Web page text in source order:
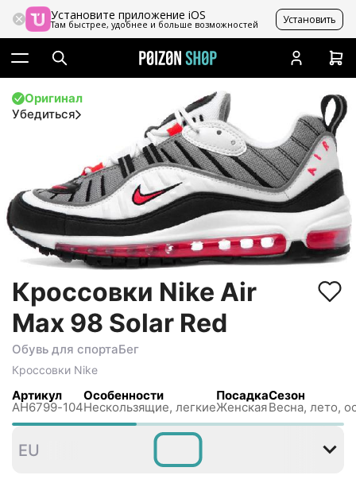
Установите приложение iOS
Там быстрее, удобнее и больше возможностей Установить
Оригинал
Убедиться
Кроссовки Nike Air
Max 98 Solar Red
Обувь для спортаБег
Кроссовки Nike
Артикул
AH6799-104
Особенности
Нескользящиe, легкие
Посадка
Женская
Сезон
Весна, лето,
40
EU